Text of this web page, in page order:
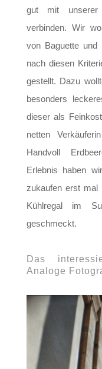
gut mit unserer
verbinden. Wir
von Baguette
nach diesen
gestellt. Dazu
besonders
dieser als
netten
Handvoll
Erlebnis haben
zukaufen erst mal
Kühlregal im
geschmeckt.
Das
Analoge